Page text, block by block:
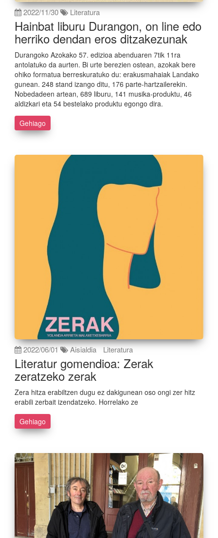
2022/11/30 Literatura
Hainbat liburu Durangon, on line edo
herriko dendan eros ditzakezunak
Durangoko Azokako 57. edizioa abenduaren 7tik 11ra
antolatuko da aurten. Bi urte berezien ostean, azokak bere
ohiko formatua berreskuratuko du: erakusmahaiak Landako
gunean. 248 stand izango ditu, 176 parte-hartzailerekin.
Nobedadeen artean, 689 liburu, 141 musika-produktu, 46
aldizkari eta 54 bestelako produktu egongo dira.
Gehiago
2022/06/01 Aisialdia Literatura
Literatur gomendioa: Zerak
zeratzeko zerak
Zera hitza erabiltzen dugu ez dakigunean oso ongi zer hitz
erabili zerbait izendatzeko. Horrelako ze
Gehiago